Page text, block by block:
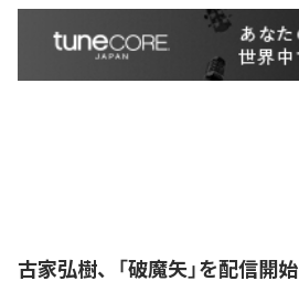
古家弘樹、「破魔矢」を配信開始